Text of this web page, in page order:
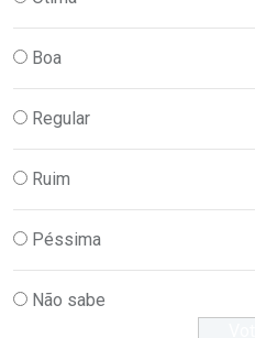
Boa
Regular
Ruim
Péssima
Não sabe